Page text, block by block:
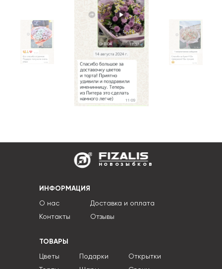
новозыбков
ИНФОРМАЦИЯ
О нас
Контакты
Доставка и оплата
Отзывы
ТОВАРЫ
Цветы
Подарки
Открытки